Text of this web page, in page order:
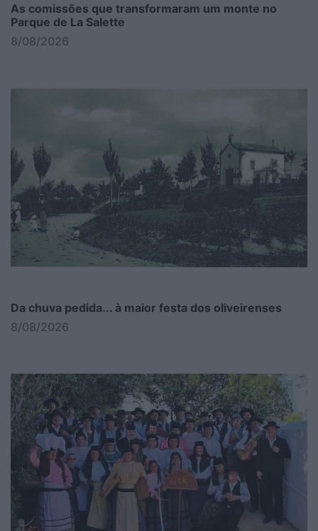
As comissões que transformaram um monte no
Parque de La Salette
8/08/2026
Da chuva pedida... à maior festa dos oliveirenses
8/08/2026